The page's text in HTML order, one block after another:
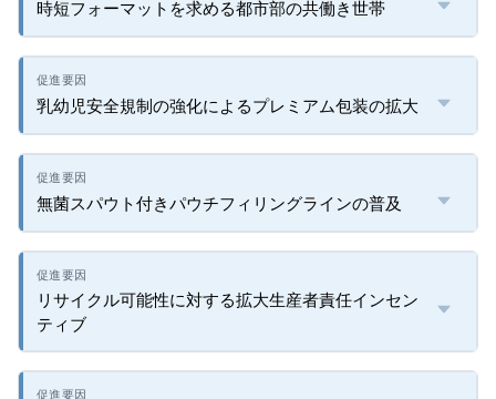
時短フォーマットを求める都市部の共働き世帯
乳幼児安全規制の強化によるプレミアム包装の拡大
無菌スパウト付きパウチフィリングラインの普及
リサイクル可能性に対する拡大生産者責任インセン
ティブ